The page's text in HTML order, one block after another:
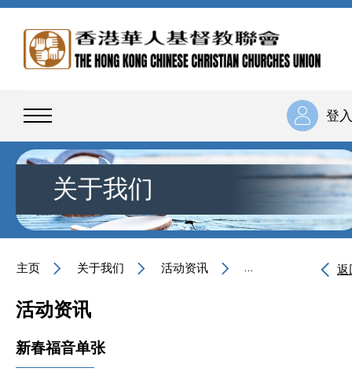
登入
关于我们
主页 关于我们 活动资讯 新春福音单张 返
活动资讯
新春福音单张